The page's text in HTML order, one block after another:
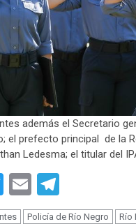
además el Secretario
el prefecto principal de la
Ledesma; el titular del
Twitter
Email
Policía de Río Negro Río